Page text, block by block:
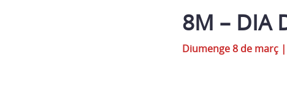
8M – DIA
Diumenge 8 de març |